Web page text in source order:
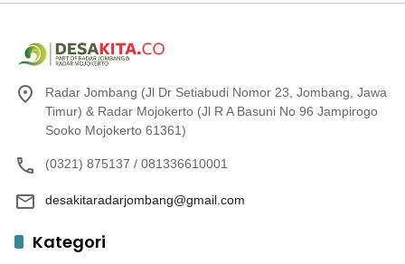
Radar Jombang (Jl Dr Setiabudi Nomor 23, Jombang, Jawa
Timur) & Radar Mojokerto (Jl R A Basuni No 96 Jampirogo
Sooko Mojokerto 61361)
(0321) 875137 / 081336610001
desakitaradarjombang@gmail.com
Kategori